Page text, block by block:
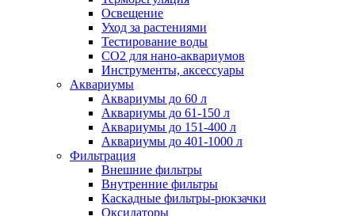
Освещение
Уход за растениями
Тестирование воды
СО2 для нано-аквариумов
Инструменты, аксессуары
Аквариумы
Аквариумы до 60 л
Аквариумы до 61-150 л
Аквариумы до 151-400 л
Аквариумы до 401-1000 л
Фильтрация
Внешние фильтры
Внутренние фильтры
Каскадные фильтры-рюкзачки
Оксидаторы